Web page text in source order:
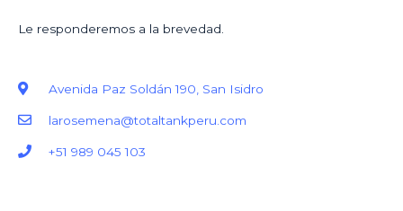
Le responderemos a la brevedad.
Avenida Paz Soldán 190, San Isidro
larosemena@totaltankperu.com
+51 989 045 103